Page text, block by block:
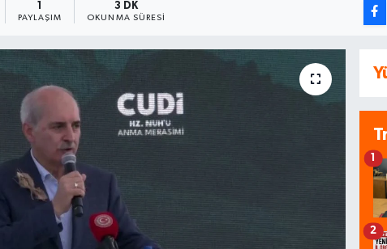
PAYLAŞIM
3 DK
OKUNMA SÜRESI
1
2